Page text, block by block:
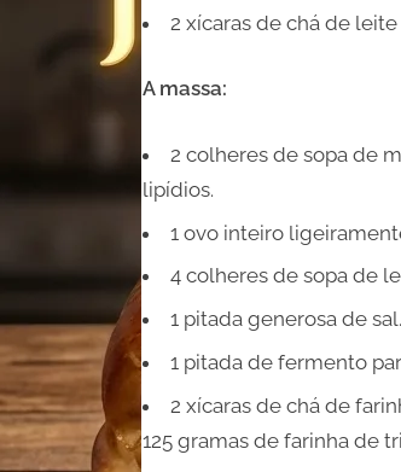
2 xícaras de chá de leite
A massa:
2 colheres de sopa de
lipídios.
1 ovo inteiro
4 colheres de sopa de
1 pitada generosa de sal.
1 pitada de fermento
2 xícaras de chá de
125 gramas de farinha de